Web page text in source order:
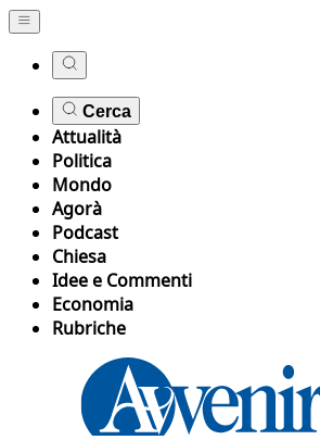
Cerca
Attualità
Politica
Mondo
Agorà
Podcast
Chiesa
Idee e Commenti
Economia
Rubriche